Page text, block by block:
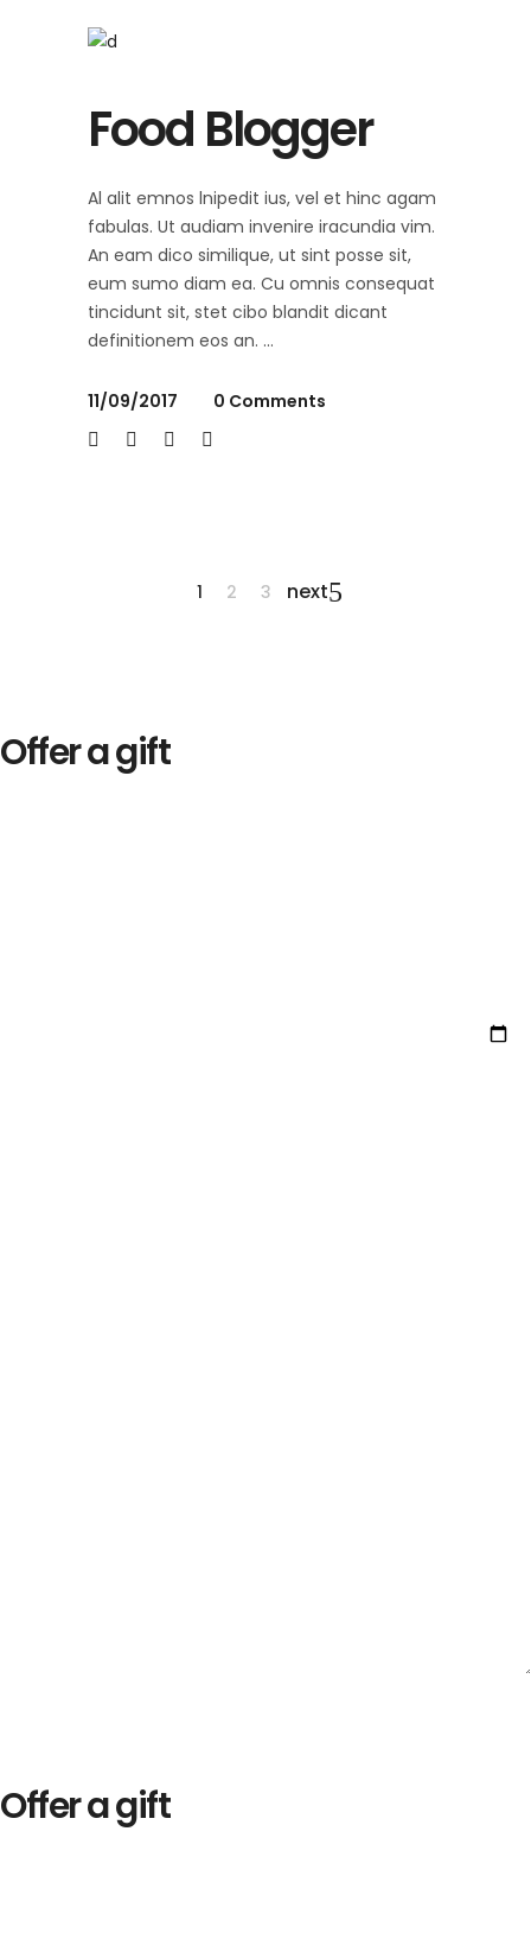
Food Blogger
Al alit emnos lnipedit ius, vel et hinc agam
fabulas. Ut audiam invenire iracundia vim.
An eam dico similique, ut sint posse sit,
eum sumo diam ea. Cu omnis consequat
tincidunt sit, stet cibo blandit dicant
definitionem eos an.
11/09/2017 0 Comments
1 2 3 next
Offer a gift
Offer a gift